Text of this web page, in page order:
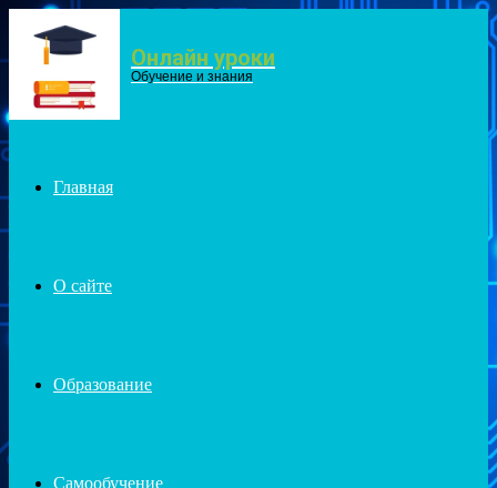
Menu Онлайн уроки
Обучение и знания
Главная
О сайте
Образование
Самообучение